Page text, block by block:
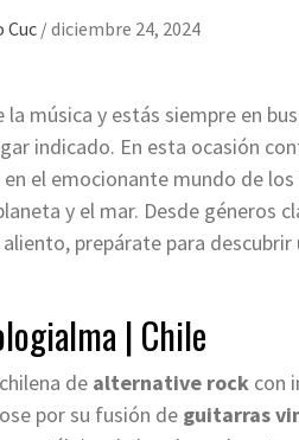
Cuc/diciembre 24, 2024
la música y estás siempre en
indicado. En esta ocasión
el emocionante mundo de
y el mar. Desde géneros
prepárate para
| Chile
de alternative rock con
por su fusión de guitarras